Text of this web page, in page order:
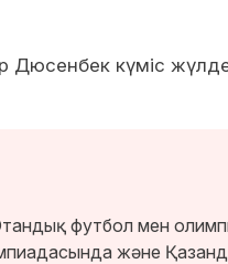
Дюсенбек күміс
футбол мен
және